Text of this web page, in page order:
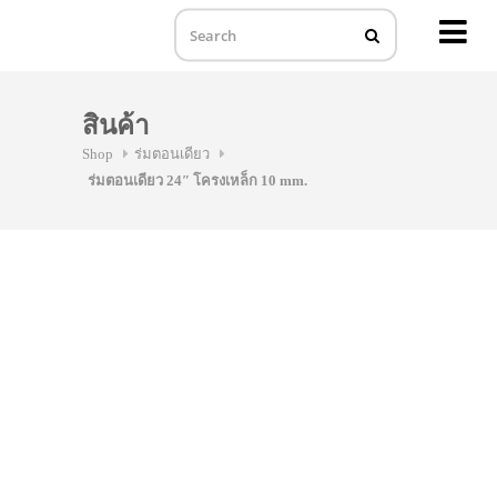
สินค้า
Shop
ร่มตอนเดียว
ร่มตอนเดียว 24″ โครงเหล็ก 10 mm.